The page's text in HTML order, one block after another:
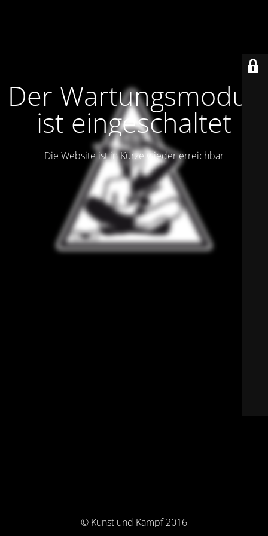
Der Wartungsmodus
ist eingeschaltet
Die Website ist in Kürze wieder erreichbar
© Kunst und Kampf 2016